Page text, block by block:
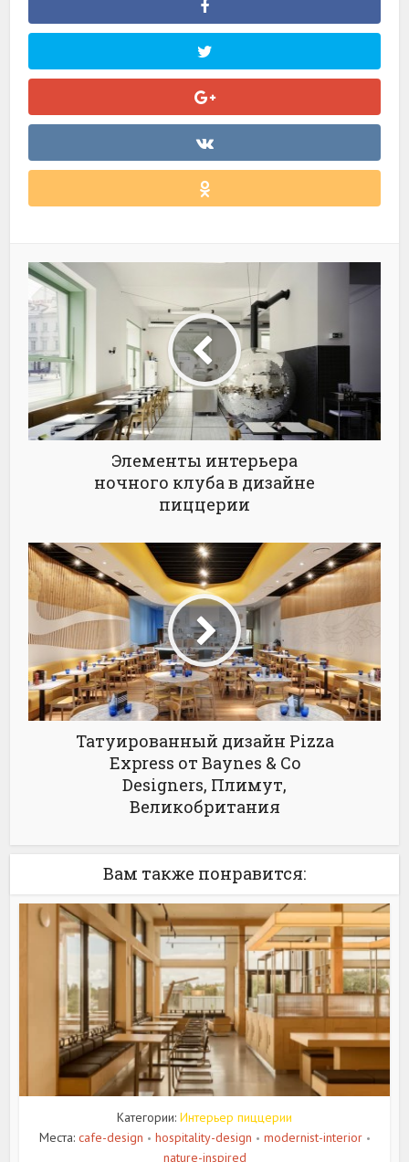
Элементы интерьера
ночного клуба в дизайне
пиццерии
Татуированный дизайн Pizza
Express от Baynes & Co
Designers, Плимут,
Великобритания
Вам также понравится:
Категории: Интерьер пиццерии
Места: cafe-design • hospitality-design • modernist-interior •
nature-inspired